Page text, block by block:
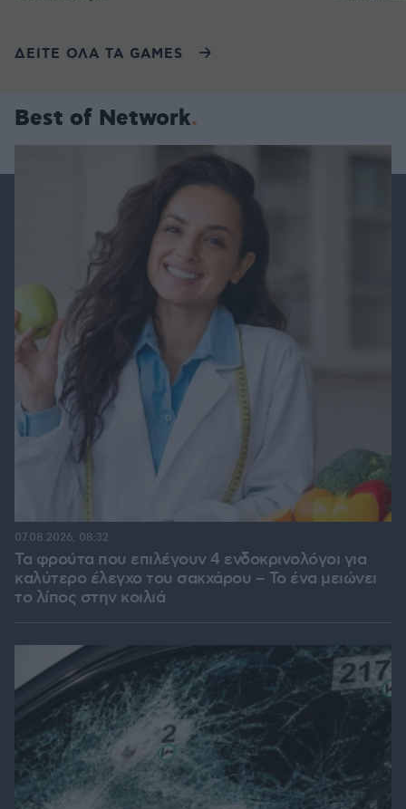
ΔΕΙΤΕ ΟΛΑ ΤΑ GAMES
Best of Network
Τα φρούτα που επιλέγουν 4 ενδοκρινολόγοι για
καλύτερο έλεγχο του σακχάρου – Το ένα μειώνει
το λίπος στην κοιλιά
07.08.2026, 08:32